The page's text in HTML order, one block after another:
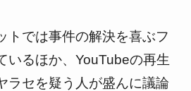
トでは事件の解決を喜ぶフ
いるほか、YouTubeの再生
ラセを疑う人が盛んに議論